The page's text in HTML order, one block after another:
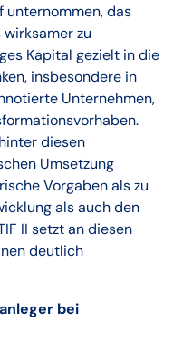
unternommen, das
wirksamer zu
Kapital gezielt in die
insbesondere in
Unternehmen,
diesen
Umsetzung
Vorgaben als zu
als auch den
II setzt an diesen
deutlich
bei